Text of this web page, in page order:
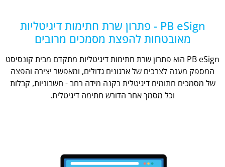
PB eSign - פתרון שרת חתימות דיגיטליות
מאובטחות להפצת מסמכים מרובים
PB eSign הוא פתרון שרת חתימות דיגיטליות מתקדם מבית קונסיסט
המספק מענה לצרכים של ארגונים גדולים, ומאפשר יצירה והפצה
של מסמכים חתומים דיגיטלית בקנה מידה רחב - חשבוניות, קבלות
וכל מסמך אחר הדורש חתימה דיגיטלית.